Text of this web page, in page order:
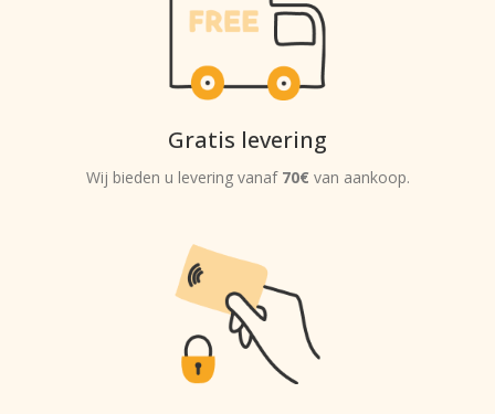
Gratis levering
Wij bieden u levering vanaf 70€ van aankoop.